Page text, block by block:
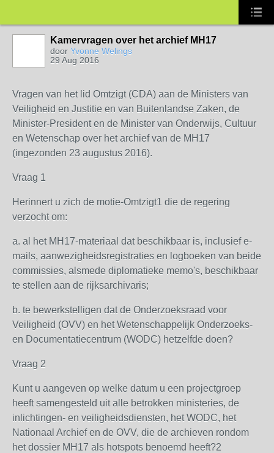
Kamervragen over het archief MH17
door Yvonne Welings
29 Aug 2016
Vragen van het lid Omtzigt (CDA) aan de Ministers van
Veiligheid en Justitie en van Buitenlandse Zaken, de
Minister-President en de Minister van Onderwijs, Cultuur
en Wetenschap over het archief van de MH17
(ingezonden 23 augustus 2016).
Vraag 1
Herinnert u zich de motie-Omtzigt1 die de regering
verzocht om:
a. al het MH17-materiaal dat beschikbaar is, inclusief e-
mails, aanwezigheidsregistraties en logboeken van beide
commissies, alsmede diplomatieke memo's, beschikbaar
te stellen aan de rijksarchivaris;
b. te bewerkstelligen dat de Onderzoeksraad voor
Veiligheid (OVV) en het Wetenschappelijk Onderzoeks-
en Documentatiecentrum (WODC) hetzelfde doen?
Vraag 2
Kunt u aangeven op welke datum u een projectgroep
heeft samengesteld uit alle betrokken ministeries, de
inlichtingen- en veiligheidsdiensten, het WODC, het
Nationaal Archief en de OVV, die de archieven rondom
het dossier MH17 als hotspots benoemd heeft?2